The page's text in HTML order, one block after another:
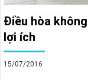
Điều hòa
lợi ích
15/07/2016